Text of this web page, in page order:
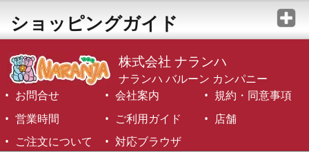
ショッピングガイド
株式会社 ナランハ
ナランハ バルーン カンパニー
お問合せ
会社案内
規約・同意事項
営業時間
ご利用ガイド
店舗
ご注文について
対応ブラウザ